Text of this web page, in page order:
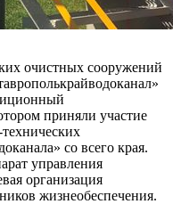
очистных сооружений
приняли участие
со всего края.
управления
организация
жизнеобеспечения.